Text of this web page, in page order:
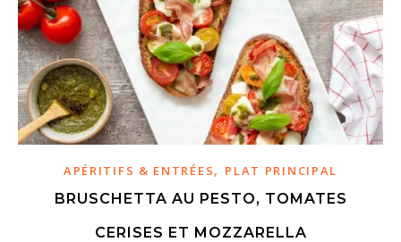
APÉRITIFS & ENTRÉES, PLAT PRINCIPAL
BRUSCHETTA AU PESTO, TOMATES
CERISES ET MOZZARELLA